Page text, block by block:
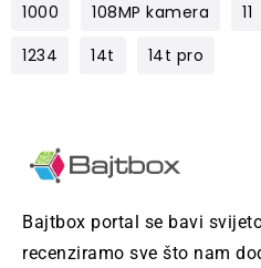
1000
108MP kamera 11
1234
14t 14t pro
Bajtbox portal se bavi
recenziramo sve što nam